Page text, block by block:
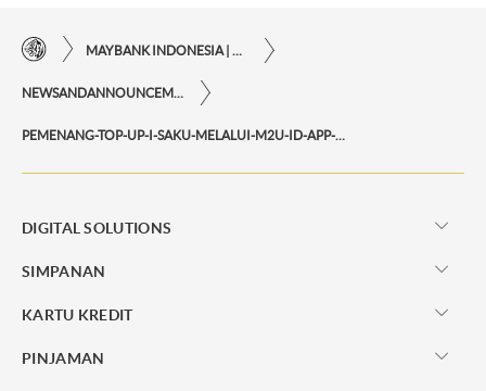
DIGITAL SOLUTIONS
SIMPANAN
KARTU KREDIT
PINJAMAN